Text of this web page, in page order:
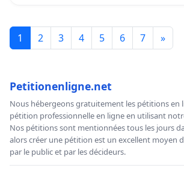
1 2 3 4 5 6 7 »
Petitionenligne.net
Nous hébergeons gratuitement les pétitions en
pétition professionnelle en ligne en utilisant
Nos pétitions sont mentionnées tous les jours
alors créer une pétition est un excellent moyen
par le public et par les décideurs.